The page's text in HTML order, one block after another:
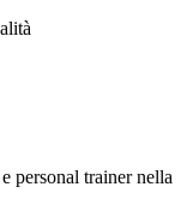
personal trainer nella